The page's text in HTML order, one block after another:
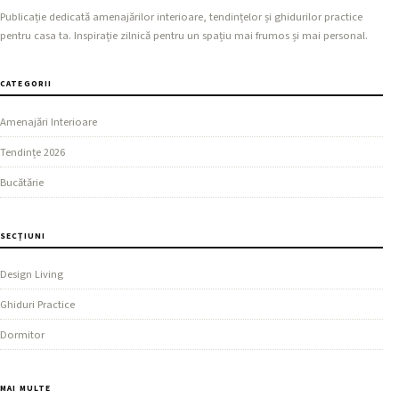
Publicație dedicată amenajărilor interioare, tendințelor și ghidurilor practice
pentru casa ta. Inspirație zilnică pentru un spațiu mai frumos și mai personal.
CATEGORII
Amenajări Interioare
Tendințe 2026
Bucătărie
SECȚIUNI
Design Living
Ghiduri Practice
Dormitor
MAI MULTE